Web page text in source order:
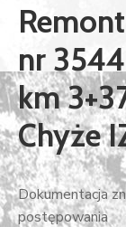
nr
km
Chyże
Dokumentacja
postępowania